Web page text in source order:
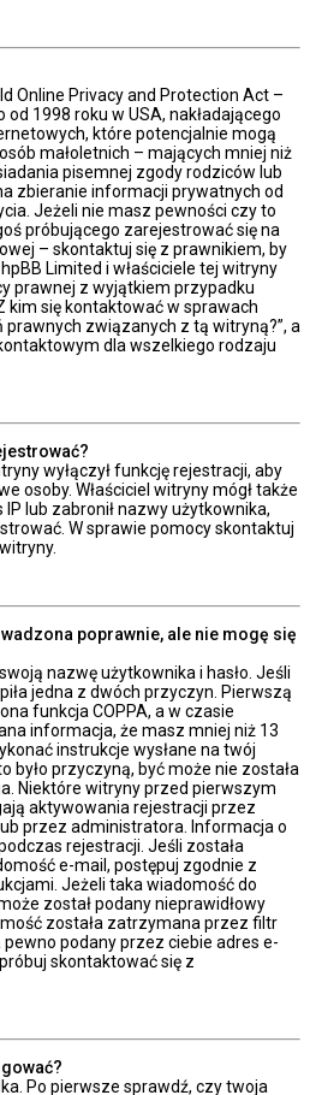
Online Privacy and Protection Act –
1998 roku w USA, nakładającego
które potencjalnie mogą
małoletnich – mających mniej niż
pisemnej zgody rodziców lub
zbieranie informacji prywatnych od
Jeżeli nie masz pewności czy to
próbującego zarejestrować się na
– skontaktuj się z prawnikiem, by
Limited i właściciele tej witryny
prawnej z wyjątkiem przypadku
kim się kontaktować w sprawach
związanych z tą witryną?”, a
dla wszelkiego rodzaju
wyłączył funkcję rejestracji, aby
osoby. Właściciel witryny mógł także
lub zabronił nazwy użytkownika,
W sprawie pomocy skontaktuj
poprawnie, ale nie mogę się
nazwę użytkownika i hasło. Jeśli
jedna z dwóch przyczyn. Pierwszą
funkcja COPPA, a w czasie
informacja, że masz mniej niż 13
instrukcje wysłane na twój
było przyczyną, być może nie została
Niektóre witryny przed pierwszym
aktywowania rejestracji przez
przez administratora. Informacja o
rejestracji. Jeśli została
e-mail, postępuj zgodnie z
Jeżeli taka wiadomość do
został podany nieprawidłowy
została zatrzymana przez filtr
podany przez ciebie adres e-
skontaktować się z
Po pierwsze sprawdź, czy twoja